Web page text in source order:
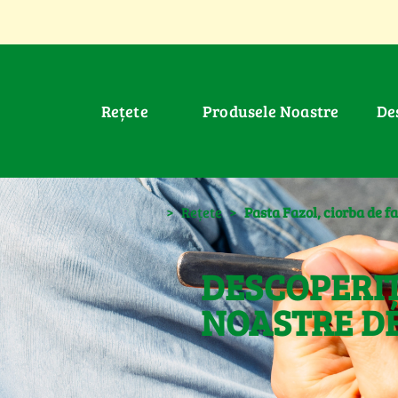
Rețete Produsele Noastre
> Rețete > Pasta Fazol, ciorba de
NOASTRE